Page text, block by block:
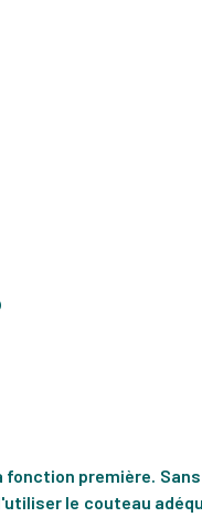
première.
le couteau